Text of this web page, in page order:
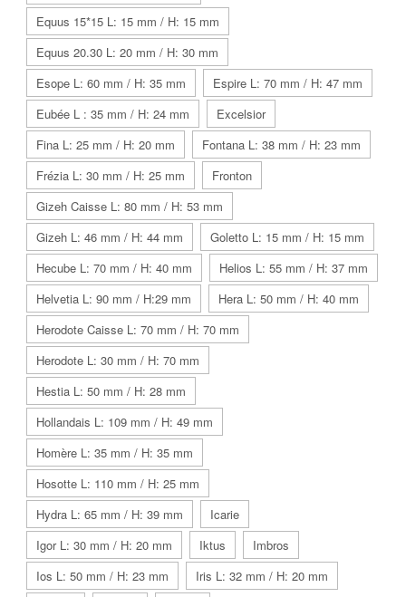
Equus 15*15 L: 15 mm / H: 15 mm
Equus 20.30 L: 20 mm / H: 30 mm
Esope L: 60 mm / H: 35 mm
Espire L: 70 mm / H: 47 mm
Eubée L : 35 mm / H: 24 mm
Excelsior
Fina L: 25 mm / H: 20 mm
Fontana L: 38 mm / H: 23 mm
Frézia L: 30 mm / H: 25 mm
Fronton
Gizeh Caisse L: 80 mm / H: 53 mm
Gizeh L: 46 mm / H: 44 mm
Goletto L: 15 mm / H: 15 mm
Hecube L: 70 mm / H: 40 mm
Helios L: 55 mm / H: 37 mm
Helvetia L: 90 mm / H:29 mm
Hera L: 50 mm / H: 40 mm
Herodote Caisse L: 70 mm / H: 70 mm
Herodote L: 30 mm / H: 70 mm
Hestia L: 50 mm / H: 28 mm
Hollandais L: 109 mm / H: 49 mm
Homère L: 35 mm / H: 35 mm
Hosotte L: 110 mm / H: 25 mm
Hydra L: 65 mm / H: 39 mm
Icarie
Igor L: 30 mm / H: 20 mm
Iktus
Imbros
Ios L: 50 mm / H: 23 mm
Iris L: 32 mm / H: 20 mm